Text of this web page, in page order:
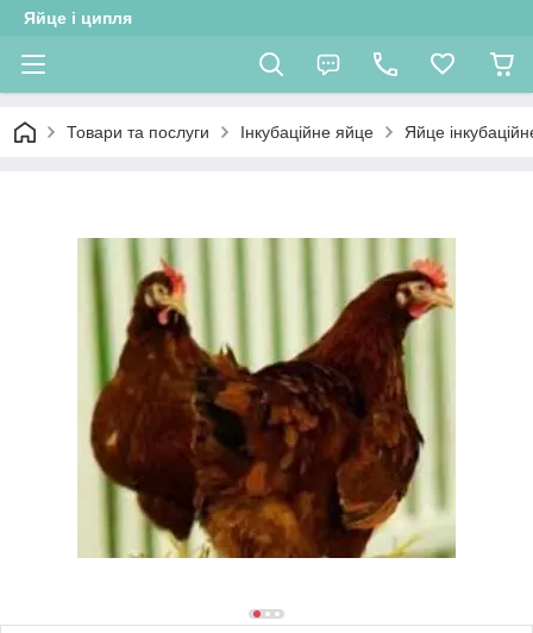
Яйце і ципля
Товари та послуги Інкубаційне яйце Яйце